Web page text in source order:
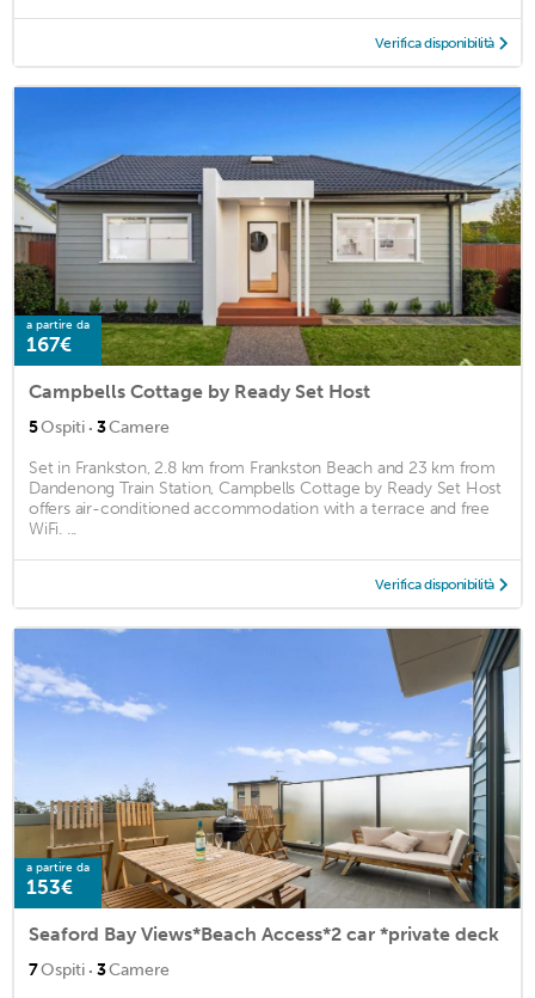
Verifica disponibilità
a partire da
167€
Campbells Cottage by Ready Set Host
5Ospiti · 3Camere
Set in Frankston, 2.8 km from Frankston Beach and 23 km from
Dandenong Train Station, Campbells Cottage by Ready Set Host
offers air-conditioned accommodation with a terrace and free
WiFi. ...
Verifica disponibilità
a partire da
153€
Seaford Bay Views*Beach Access*2 car *private deck
7Ospiti · 3Camere